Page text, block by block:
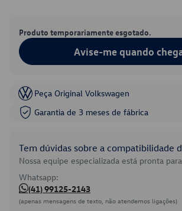
Produto temporariamente esgotado.
Avise-me quando
Peça Original Volkswagen
Garantia de 3 meses de fábrica
Tem dúvidas sobre a compatibilidade
Nossa equipe especializada está pronta
Whatsapp:
(41) 99125-2143
(apenas mensagens de texto, não atendemos ligações)